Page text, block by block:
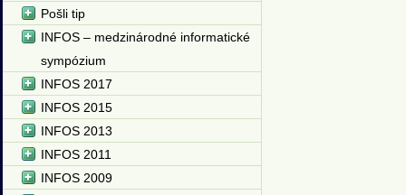
Pošli tip
INFOS – medzinárodné informatické
sympózium
INFOS 2017
INFOS 2015
INFOS 2013
INFOS 2011
INFOS 2009